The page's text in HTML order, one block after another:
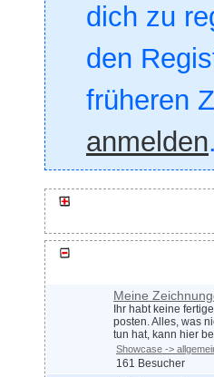
dich zu
den
früheren
anmelden.
Meine
Ihr habt keine
posten. Alles, was
tun hat, kann hier
Showcase ->
161 Besucher